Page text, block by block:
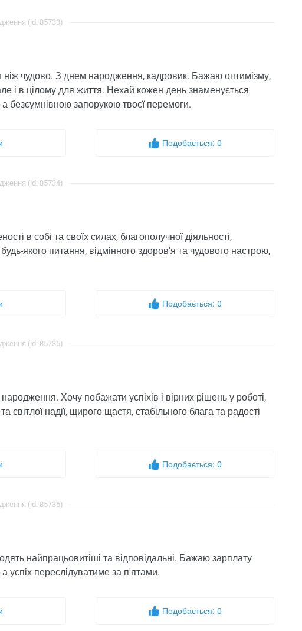
(id: 85733)
чудово. З днем ​​народження, кадровик. Бажаю оптимізму,
і в цілому для життя. Нехай кожен день знаменується
безсумнівною запорукою твоєї перемоги.
Подобається: 0
(id: 85734)
в собі та своїх силах, благополучної діяльності,
якого питання, відмінного здоров'я та чудового настрою,
Подобається: 0
(id: 85735)
Хочу побажати успіхів і вірних рішень у роботі,
світлої надії, щирого щастя, стабільного блага та радості
Подобається: 0
(id: 85736)
найпрацьовитіші та відповідальні. Бажаю зарплату
успіх переслідуватиме за п'ятами.
Подобається: 0